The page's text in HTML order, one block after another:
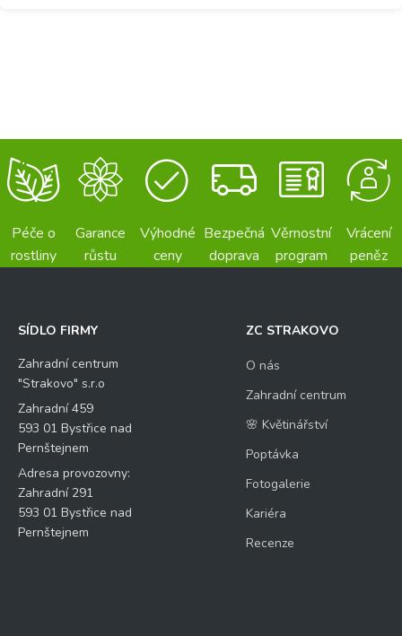
Péče o
rostliny
Garance
růstu
Výhodné
ceny
Bezpečná
doprava
Věrnostní
program
Vrácení
peněz
SÍDLO FIRMY
Zahradní centrum
"Strakovo" s.r.o
Zahradní 459
593 01 Bystřice nad
Pernštejnem
Adresa provozovny:
Zahradní 291
593 01 Bystřice nad
Pernštejnem
ZC STRAKOVO
O nás
Zahradní centrum
🌸 Květinářství
Poptávka
Fotogalerie
Kariéra
Recenze